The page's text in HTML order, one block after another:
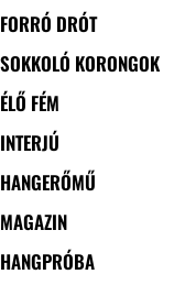
FORRÓ DRÓT
SOKKOLÓ KORONGOK
ÉLŐ FÉM
INTERJÚ
HANGERŐMŰ
MAGAZIN
HANGPRÓBA